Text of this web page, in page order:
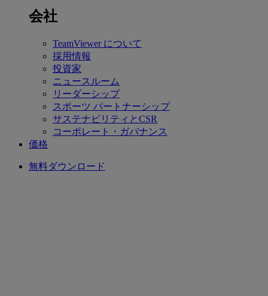
会社
TeamViewer について
採用情報
投資家
ニュースルーム
リーダーシップ
スポーツ パートナーシップ
サステナビリティとCSR
コーポレート・ガバナンス
価格
無料ダウンロード